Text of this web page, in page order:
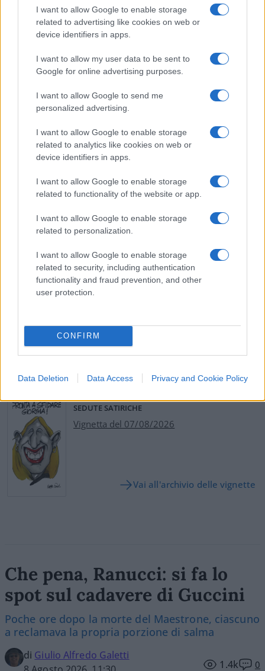
I want to allow Google to enable storage
related to advertising like cookies on web or
device identifiers in apps.
I want to allow my user data to be sent to
Google for online advertising purposes.
I want to allow Google to send me
personalized advertising.
I want to allow Google to enable storage
related to analytics like cookies on web or
device identifiers in apps.
I want to allow Google to enable storage
related to functionality of the website or app.
I want to allow Google to enable storage
related to personalization.
I want to allow Google to enable storage
related to security, including authentication
functionality and fraud prevention, and other
user protection.
CONFIRM
Data Deletion Data Access Privacy and Cookie Policy
avvertire il problema è evidentemente parte attiva
del dramma che viene ad ogni giro di giostra
alimentato e trasformato nella farsa di sé stesso.
problema-scuola non nasce oggi ma nel 1969
quando si passa dal sistema gentiliano alla scuola
di massa e non ci si avvede che in quel momento
era necessario riformare la scuola di Stato con il
ignorato – la voce di Valitutti è la classicavox
clamantis in deserto– e la scuola di massa in cui
sistema gentiliano in cui tutto ruota intorno al
valore legale del diploma che oggi è giunto al suo
ultimo stadio: il diploma non vale il pezzo di carta
che lo certifica.
#AZZOLINA #FIORAMONTI #SCUOLA
Pagina
SEDUTE SATIRICHE
Vignetta del 07/08/2026
Vai all'archivio delle vignette
Che pena, Ranucci: si fa lo
spot sul cadavere di Guccini
Poche ore dopo la morte del Maestrone, ciascuno
a reclamava la propria porzione di salma
di Giulio Alfredo Galetti
1.4k 0